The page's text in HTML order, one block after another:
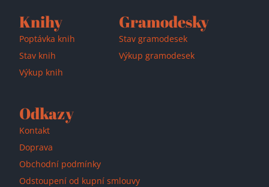
Knihy
Poptávka knih
Stav knih
Výkup knih
Gramodesky
Stav gramodesek
Výkup gramodesek
Odkazy
Kontakt
Doprava
Obchodní podmínky
Odstoupení od kupní smlouvy